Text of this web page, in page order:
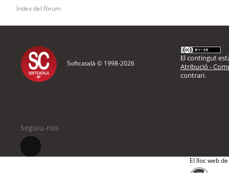
Índex del fòrum
Softcatalà © 1998-2026
El contingut
Atribució -
contrari.
Seguiu-nos
El lloc web